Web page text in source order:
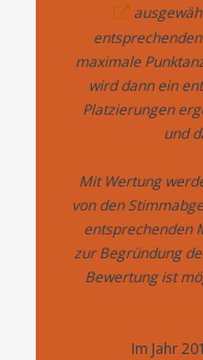
maximale
wird dann ein
Platzierungen
und
Mit Wertung
von den
entsprechenden
zur Begründung
Bewertung ist
Im Jahr